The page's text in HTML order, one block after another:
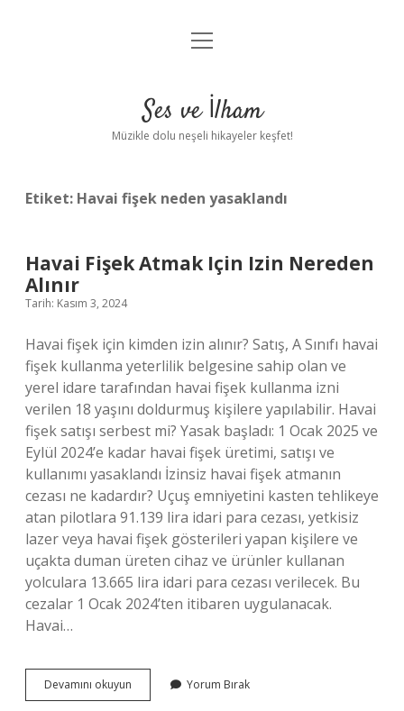
Anasayfa
Yasal Uyarı
menüyü
Ses ve İlham
Müzikle dolu neşeli hikayeler keşfet!
Etiket: Havai fişek neden yasaklandı
Havai Fişek Atmak Için Izin Nereden
Alınır
Tarih: Kasım 3, 2024
Havai fişek için kimden izin alınır? Satış, A Sınıfı havai
fişek kullanma yeterlilik belgesine sahip olan ve
yerel idare tarafından havai fişek kullanma izni
verilen 18 yaşını doldurmuş kişilere yapılabilir. Havai
fişek satışı serbest mi? Yasak başladı: 1 Ocak 2025 ve
Eylül 2024’e kadar havai fişek üretimi, satışı ve
kullanımı yasaklandı İzinsiz havai fişek atmanın
cezası ne kadardır? Uçuş emniyetini kasten tehlikeye
atan pilotlara 91.139 lira idari para cezası, yetkisiz
lazer veya havai fişek gösterileri yapan kişilere ve
uçakta duman üreten cihaz ve ürünler kullanan
yolculara 13.665 lira idari para cezası verilecek. Bu
cezalar 1 Ocak 2024’ten itibaren uygulanacak.
Havai…
Devamını okuyun
Fişek
Yorum Bırak